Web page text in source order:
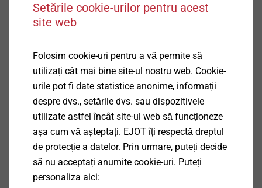
Informații suplimentare în ghidurile EJOT
Setările cookie-urilor pentru acest
site web
Folosim cookie-uri pentru a vă permite să
utilizați cât mai bine site-ul nostru web. Cookie-
urile pot fi date statistice anonime, informații
despre dvs., setările dvs. sau dispozitivele
utilizate astfel încât site-ul web să funcționeze
așa cum vă așteptați. EJOT îți respectă dreptul
de protecție a datelor. Prin urmare, puteți decide
să nu acceptați anumite cookie-uri. Puteți
personaliza aici: